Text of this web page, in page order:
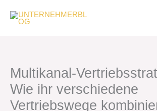
Inhalt
springen
Multikanal-
Wie ihr verschiedene
Vertriebswege